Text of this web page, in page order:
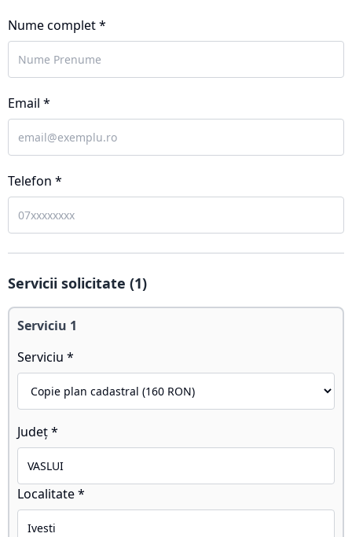
Nume complet *
Email *
Telefon *
Servicii solicitate (1)
Serviciu 1
Serviciu *
Județ *
Localitate *